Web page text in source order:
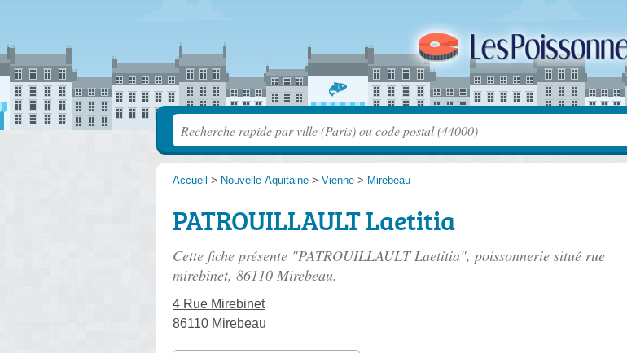
Accueil > Nouvelle-Aquitaine > Vienne > Mirebeau
PATROUILLAULT Laetitia
Cette fiche présente "PATROUILLAULT Laetitia", poissonnerie situé rue
mirebinet, 86110 Mirebeau.
4 Rue Mirebinet
86110 Mirebeau